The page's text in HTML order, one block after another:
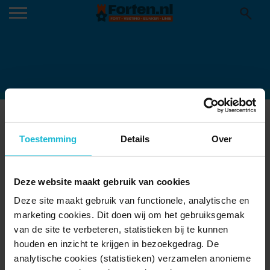
Toestemming Details Over
Deze website maakt gebruik van cookies
Deze site maakt gebruik van functionele, analytische en
marketing cookies. Dit doen wij om het gebruiksgemak
van de site te verbeteren, statistieken bij te kunnen
houden en inzicht te krijgen in bezoekgedrag. De
analytische cookies (statistieken) verzamelen anonieme
NAARDEN-VESTING-GAME-04